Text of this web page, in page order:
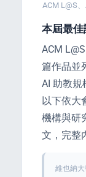
ACM L@S
本屆最佳
ACM
篇作品並
AI 助教規
以下依大
機構與研
文，完整
維也納